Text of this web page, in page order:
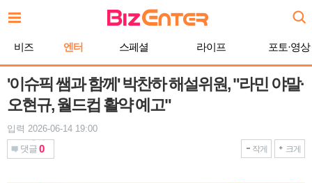
문
비즈 엔터 스페셜 라이프 포토·영상
'이슈픽 쌤과 함께' 박찬하 해설위원, "라민 야말·
오현규, 월드컵 활약 예고"
입력 2026-06-14 19:00
댓글 0 작게 크게